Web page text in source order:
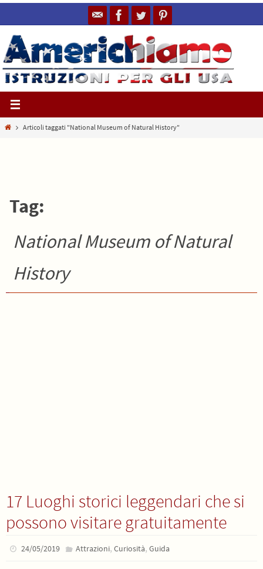
al
contenuto
HomeArticoli taggati "National Museum of Natural History"
Tag:
National Museum of Natural
History
17 Luoghi storici leggendari che si
possono visitare gratuitamente
24/05/2019 Attrazioni, Curiosità, Guida